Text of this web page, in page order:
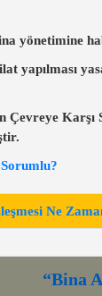
yönetimine
yapılması
Karşı
Ne
“Bina